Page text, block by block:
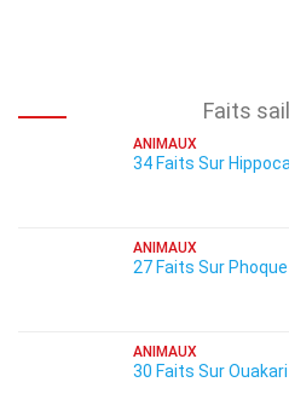
Faits
ANIMAUX
34 Faits Sur
ANIMAUX
27 Faits Sur Phoque
ANIMAUX
30 Faits Sur Ouakari